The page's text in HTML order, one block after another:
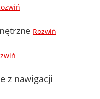
Rozwiń
z nawigacji